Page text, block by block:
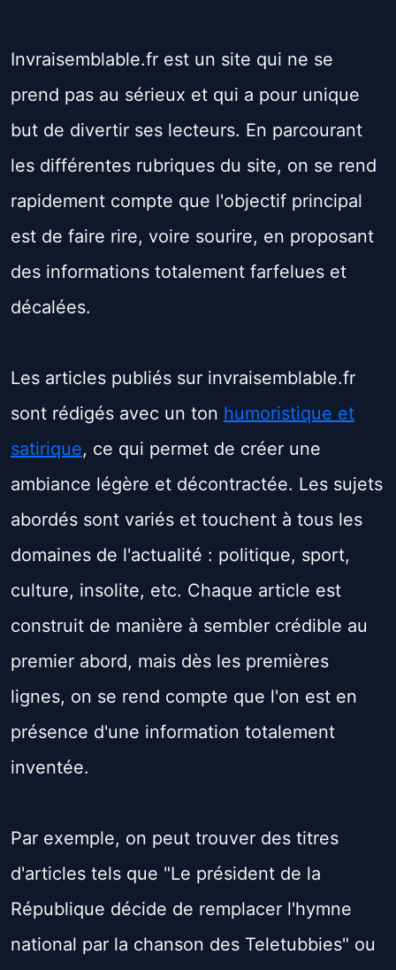
Invraisemblable.fr est un site qui ne se
prend pas au sérieux et qui a pour unique
but de divertir ses lecteurs. En parcourant
les différentes rubriques du site, on se rend
rapidement compte que l'objectif principal
est de faire rire, voire sourire, en proposant
des informations totalement farfelues et
décalées.
Les articles publiés sur invraisemblable.fr
sont rédigés avec un ton humoristique et
satirique, ce qui permet de créer une
ambiance légère et décontractée. Les sujets
abordés sont variés et touchent à tous les
domaines de l'actualité : politique, sport,
culture, insolite, etc. Chaque article est
construit de manière à sembler crédible au
premier abord, mais dès les premières
lignes, on se rend compte que l'on est en
présence d'une information totalement
inventée.
Par exemple, on peut trouver des titres
d'articles tels que "Le président de la
République décide de remplacer l'hymne
national par la chanson des Teletubbies" ou